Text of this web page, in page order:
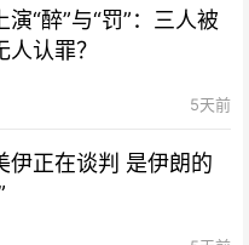
演“醉”与“罚”：三人被
认罪？
5天前
伊正在谈判 是伊朗的